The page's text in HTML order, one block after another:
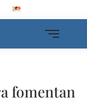
fomentan